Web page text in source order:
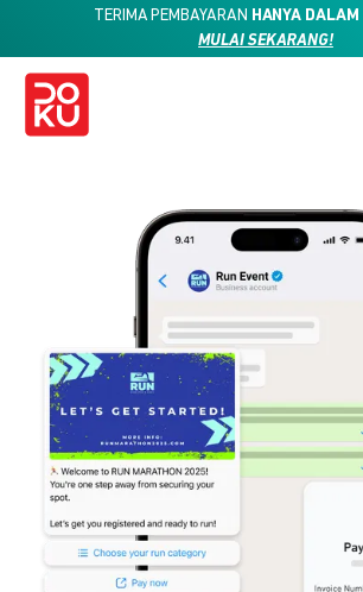
TERIMA PEMBAYARAN HANYA
MULAI SEKARANG!